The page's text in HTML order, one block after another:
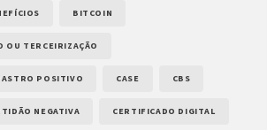
BITCOIN
OU TERCEIRIZAÇÃO
POSITIVO CASE CBS
NEGATIVA CERTIFICADO DIGITAL